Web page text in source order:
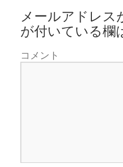
メールアドレス
が付いている欄
コメント